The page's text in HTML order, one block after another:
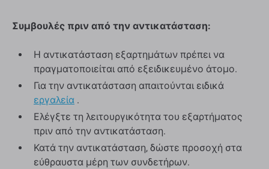
Συμβουλές πριν από την αντικατάσταση:
Η αντικατάσταση εξαρτημάτων πρέπει να
πραγματοποιείται από εξειδικευμένο άτομο.
Για την αντικατάσταση απαιτούνται ειδικά
εργαλεία .
Ελέγξτε τη λειτουργικότητα του εξαρτήματος
πριν από την αντικατάσταση.
Κατά την αντικατάσταση, δώστε προσοχή στα
εύθραυστα μέρη των συνδετήρων.